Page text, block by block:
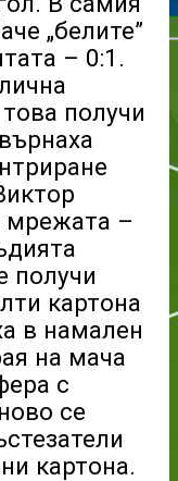
„белите”
– 0:1.
получи
мрежата –
получи
картона
в намален
на мача
с
се
картона.